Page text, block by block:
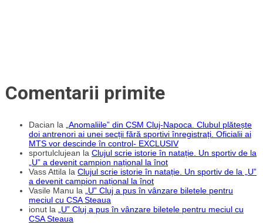
Comentarii primite
Dacian la
„Anomaliile” din CSM Cluj-Napoca. Clubul plătește
doi antrenori ai unei secții fără sportivi înregistrați. Oficialii ai
MTS vor descinde în control- EXCLUSIV
sportulclujean la Clujul scrie istorie în natație. Un sportiv de la
„U” a devenit campion național la înot
Vass Attila la Clujul scrie istorie în natație. Un sportiv de la „U”
a devenit campion național la înot
Vasile Manu la
„U” Cluj a pus în vânzare biletele pentru
meciul cu CSA Steaua
ionut la
„U” Cluj a pus în vânzare biletele pentru meciul cu
CSA Steaua